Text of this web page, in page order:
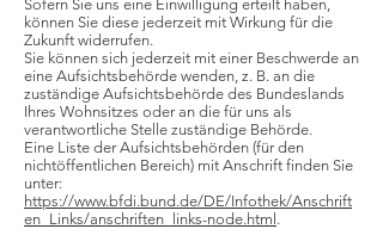
Sofern Sie uns eine Einwilligung erteilt haben,
können Sie diese jederzeit mit Wirkung für die
Zukunft widerrufen.
Sie können sich jederzeit mit einer Beschwerde an
eine Aufsichtsbehörde wenden, z. B. an die
zuständige Aufsichtsbehörde des Bundeslands
Ihres Wohnsitzes oder an die für uns als
verantwortliche Stelle zuständige Behörde.
Eine Liste der Aufsichtsbehörden (für den
nichtöffentlichen Bereich) mit Anschrift finden Sie
unter:
https://www.bfdi.bund.de/DE/Infothek/Anschrift
en_Links/anschriften_links-node.html .